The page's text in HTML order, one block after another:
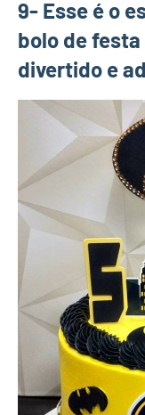
9- Esse é o
bolo de
divertido e